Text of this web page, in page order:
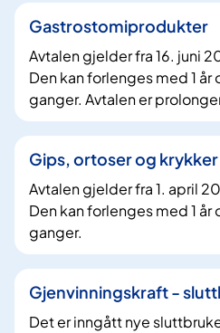
Gastrostomiprodukter
Avtalen gjelder fra 16. juni
Den kan forlenges med 1
ganger. Avtalen er
Gips, ortoser og krykker
Avtalen gjelder fra 1. april
Den kan forlenges med 1
ganger.
Gjenvinningskraft -
Det er inngått nye